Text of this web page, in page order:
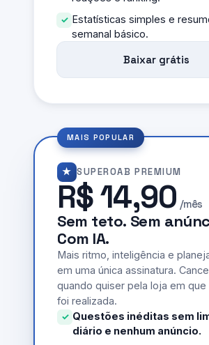
Estatísticas simples e
semanal básico.
Baixar grátis
★ SUPEROAB PREMIUM
R$ 14,90 /mês
Sem teto. Sem
Com IA.
Mais ritmo, inteligência e
em uma única assinatura.
quando quiser pela loja em que
foi realizada.
Questões inéditas sem
diário e nenhum anúncio.